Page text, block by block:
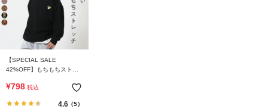
【SPECIAL SALE
42%OFF】もちもちストレ
Ｔシャツ
¥798 税込
4.6（5）